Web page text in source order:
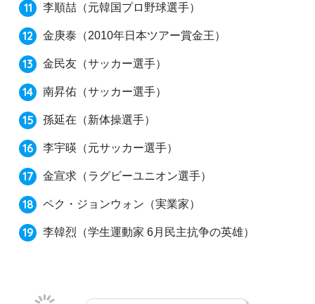
李順喆（元韓国プロ野球選手）
金庚泰（2010年日本ツアー賞金王）
金民友（サッカー選手）
南昇佑（サッカー選手）
孫延在（新体操選手）
李宇暎（元サッカー選手）
金宣求（ラグビーユニオン選手）
ペク・ジョンウォン（実業家）
李韓烈（学生運動家 6月民主抗争の英雄）